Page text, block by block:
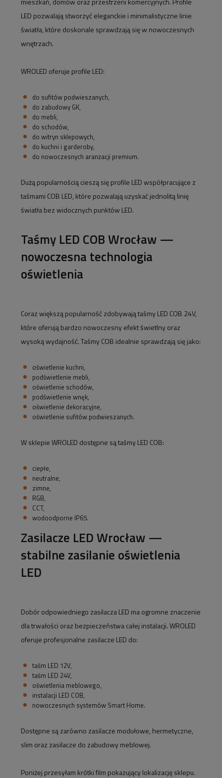
LED pozwalają stworzyć eleganckie i minimalistyczne linie
światła, które doskonale sprawdzają się w nowoczesnych
wnętrzach.
WROLED oferuje profile LED:
do sufitów podwieszanych,
do zabudowy GK,
do mebli,
do schodów,
do witryn sklepowych,
do kuchni i garderoby,
do nowoczesnych aranżacji premium.
Dużą popularnością cieszą się profile LED współpracujące z
taśmami COB LED, które pozwalają uzyskać jednolitą linię
światła bez widocznych punktów LED.
Taśmy LED COB Wrocław —
nowoczesna technologia
oświetlenia
Coraz większą popularność zdobywają taśmy LED COB 24V,
które oferują bardzo nowoczesny efekt świetlny oraz
wysoką wydajność. Taśmy COB idealnie sprawdzają się jako:
oświetlenie kuchni,
podświetlenie mebli,
oświetlenie schodów,
podświetlenie wnęk,
oświetlenie dekoracyjne,
oświetlenie sufitów podwieszanych.
W sklepie WROLED dostępne są taśmy LED COB:
ciepłe,
neutralne,
zimne,
RGB,
CCT,
wodoodporne IP65.
Zasilacze LED Wrocław —
stabilne zasilanie oświetlenia
LED
Dobór odpowiedniego zasilacza LED ma ogromne znaczenie
dla trwałości oraz bezpieczeństwa całej instalacji. WROLED
oferuje profesjonalne zasilacze LED do:
taśm LED 12V,
taśm LED 24V,
oświetlenia meblowego,
instalacji LED COB,
nowoczesnych systemów Smart Home.
Dostępne są zarówno zasilacze modułowe, hermetyczne,
slim oraz zasilacze do zabudowy meblowej.
Poniżej przesyłam krótki film pokazujący lokalizację sklepu.